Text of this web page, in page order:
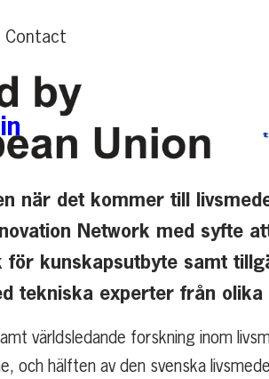
Contact
när det kommer till
Network med syfte
kunskapsutbyte samt
tekniska experter från olika
världsledande forskning inom
hälften av den svenska